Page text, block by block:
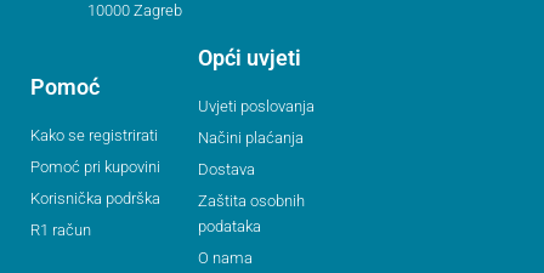
10000 Zagreb
Pomoć
Kako se registrirati
Pomoć pri kupovini
Korisnička podrška
R1 račun
Opći uvjeti
Uvjeti poslovanja
Načini plaćanja
Dostava
Zaštita osobnih
podataka
O nama